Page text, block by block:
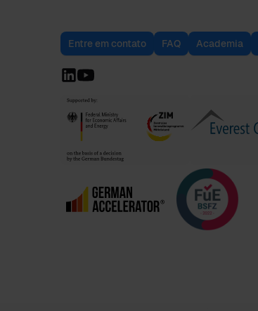
Entre em contato FAQ Academia